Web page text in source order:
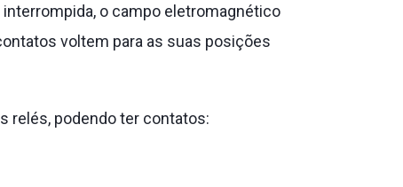
o campo eletromagnético
voltem para as suas posições
relés, podendo ter contatos: